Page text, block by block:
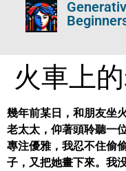
火車上
幾年前某日，和朋友坐
老太太，仰著頭聆聽一
專注優雅，我忍不住偷
子，又把她畫下來。我